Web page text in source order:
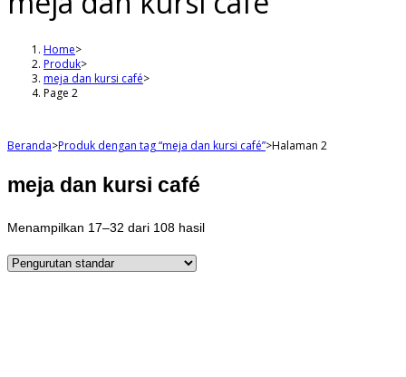
Home>
Produk>
meja dan kursi café>
Page 2
Beranda>Produk dengan tag “meja dan kursi café”>Halaman 2
meja dan kursi café
Menampilkan 17–32 dari 108 hasil